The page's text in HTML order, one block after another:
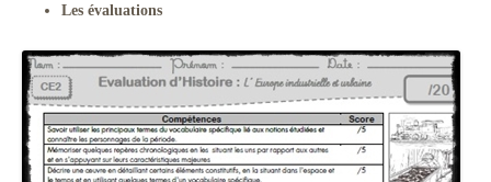
Les évaluations